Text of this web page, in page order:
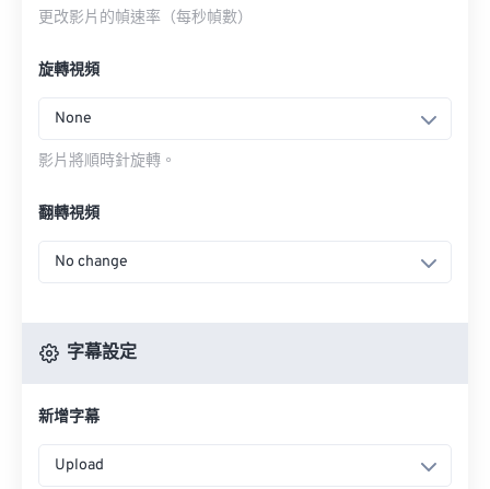
更改影片的幀速率（每秒幀數）
旋轉視頻
None
影片將順時針旋轉。
翻轉視頻
No change
字幕設定
新增字幕
Upload